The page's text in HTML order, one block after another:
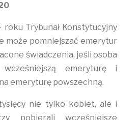
roku Trybunał Konstytucyjny
może pomniejszać emerytur
świadczenia, jeśli osoba
wcześniejszą emeryturę i
emeryturę powszechną.
nie tylko kobiet, ale i
pobierali wcześniejsze